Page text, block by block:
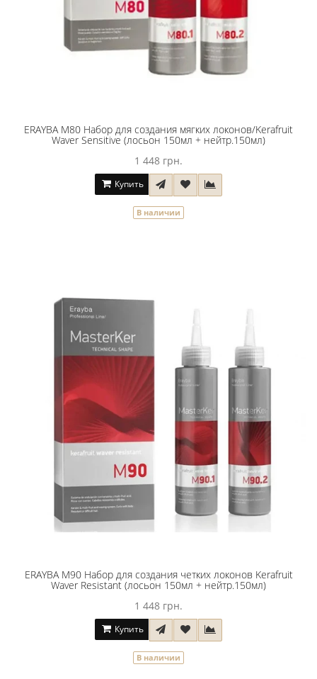
ERAYBA M80 Набор для создания мягких локонов/Kerafruit
Waver Sensitive (лосьон 150мл + нейтр.150мл)
1 448 грн.
Купить
В наличии
ERAYBA M90 Набор для создания четких локонов Kerafruit
Waver Resistant (лосьон 150мл + нейтр.150мл)
1 448 грн.
Купить
В наличии